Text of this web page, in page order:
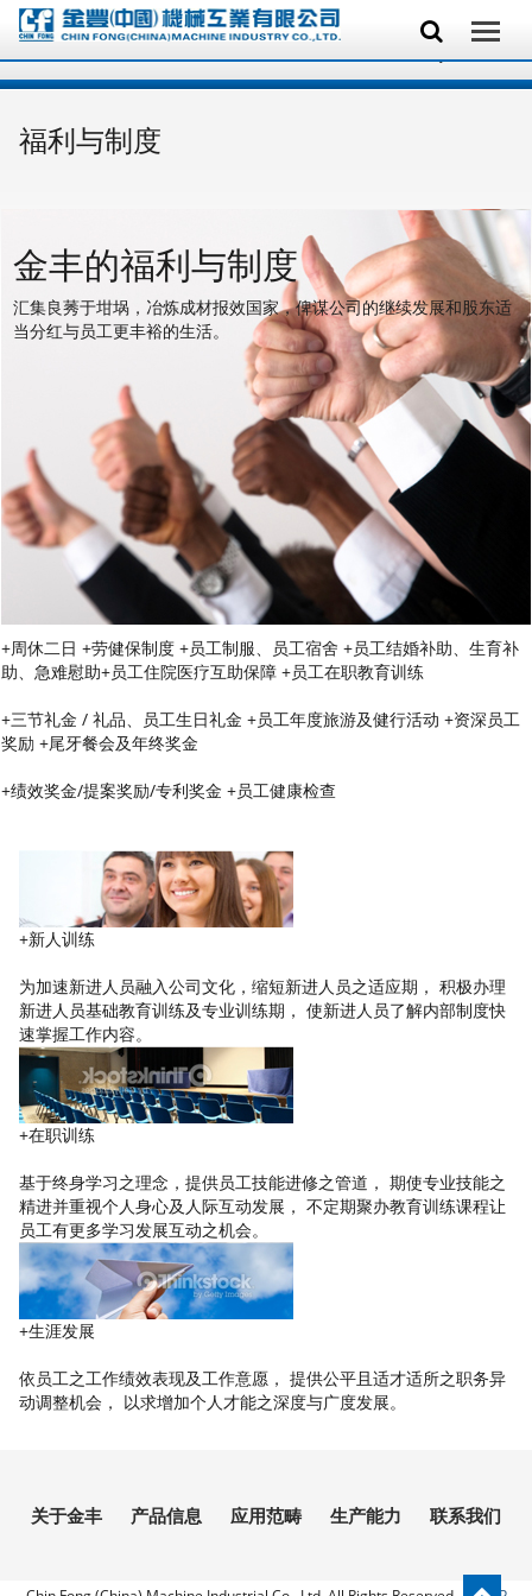
福利与制度
金丰的福利与制度
汇集良莠于坩埚，冶炼成材报效国家，俾谋公司的继续发展和股东适
当分红与员工更丰裕的生活。
+周休二日 +劳健保制度 +员工制服、员工宿舍 +员工结婚补助、生育补
助、急难慰助+员工住院医疗互助保障 +员工在职教育训练
+三节礼金 / 礼品、员工生日礼金 +员工年度旅游及健行活动 +资深员工
奖励 +尾牙餐会及年终奖金
+绩效奖金/提案奖励/专利奖金 +员工健康检查
+新人训练
为加速新进人员融入公司文化，缩短新进人员之适应期， 积极办理
新进人员基础教育训练及专业训练期， 使新进人员了解内部制度快
速掌握工作内容。
+在职训练
基于终身学习之理念，提供员工技能进修之管道， 期使专业技能之
精进并重视个人身心及人际互动发展， 不定期聚办教育训练课程让
员工有更多学习发展互动之机会。
+生涯发展
依员工之工作绩效表现及工作意愿， 提供公平且适才适所之职务异
动调整机会， 以求增加个人才能之深度与广度发展。
关于金丰 产品信息 应用范畴 生产能力 联系我们